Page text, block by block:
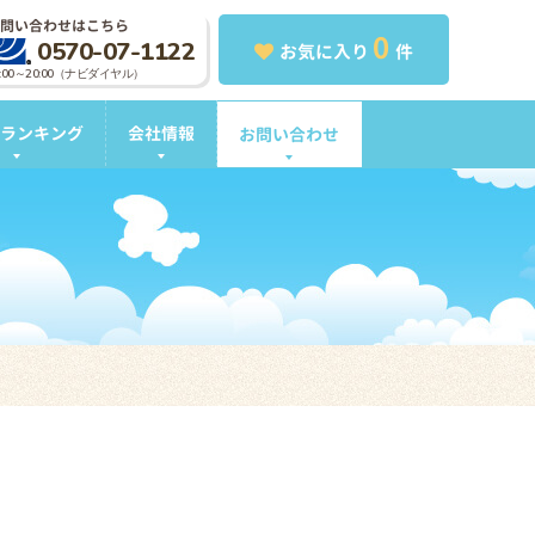
お気に入り 0 件
い合わせはこちら
0570-07-1122
～20:00（ナビダイヤル）
ンキング 会社情報 お問い合わせ